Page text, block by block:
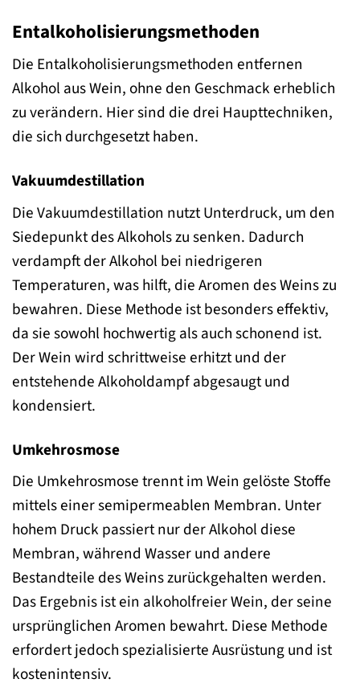
Entalkoholisierungsmethoden
Die Entalkoholisierungsmethoden entfernen
Alkohol aus Wein, ohne den Geschmack erheblich
zu verändern. Hier sind die drei Haupttechniken,
die sich durchgesetzt haben.
Vakuumdestillation
Die Vakuumdestillation nutzt Unterdruck, um den
Siedepunkt des Alkohols zu senken. Dadurch
verdampft der Alkohol bei niedrigeren
Temperaturen, was hilft, die Aromen des Weins zu
bewahren. Diese Methode ist besonders effektiv,
da sie sowohl hochwertig als auch schonend ist.
Der Wein wird schrittweise erhitzt und der
entstehende Alkoholdampf abgesaugt und
kondensiert.
Umkehrosmose
Die Umkehrosmose trennt im Wein gelöste Stoffe
mittels einer semipermeablen Membran. Unter
hohem Druck passiert nur der Alkohol diese
Membran, während Wasser und andere
Bestandteile des Weins zurückgehalten werden.
Das Ergebnis ist ein alkoholfreier Wein, der seine
ursprünglichen Aromen bewahrt. Diese Methode
erfordert jedoch spezialisierte Ausrüstung und ist
kostenintensiv.